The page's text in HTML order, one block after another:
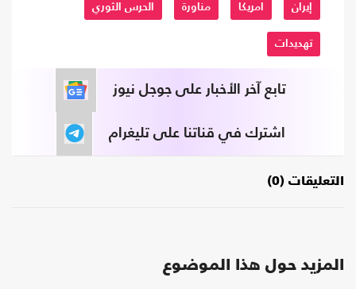
إيران امريكا مناورة الحرس الثوري
تهديدات
تابع آخر الأخبار على جوجل نيوز
اشترك في قناتنا على تليغرام
التعليقات (0)
المزيد حول هذا الموضوع